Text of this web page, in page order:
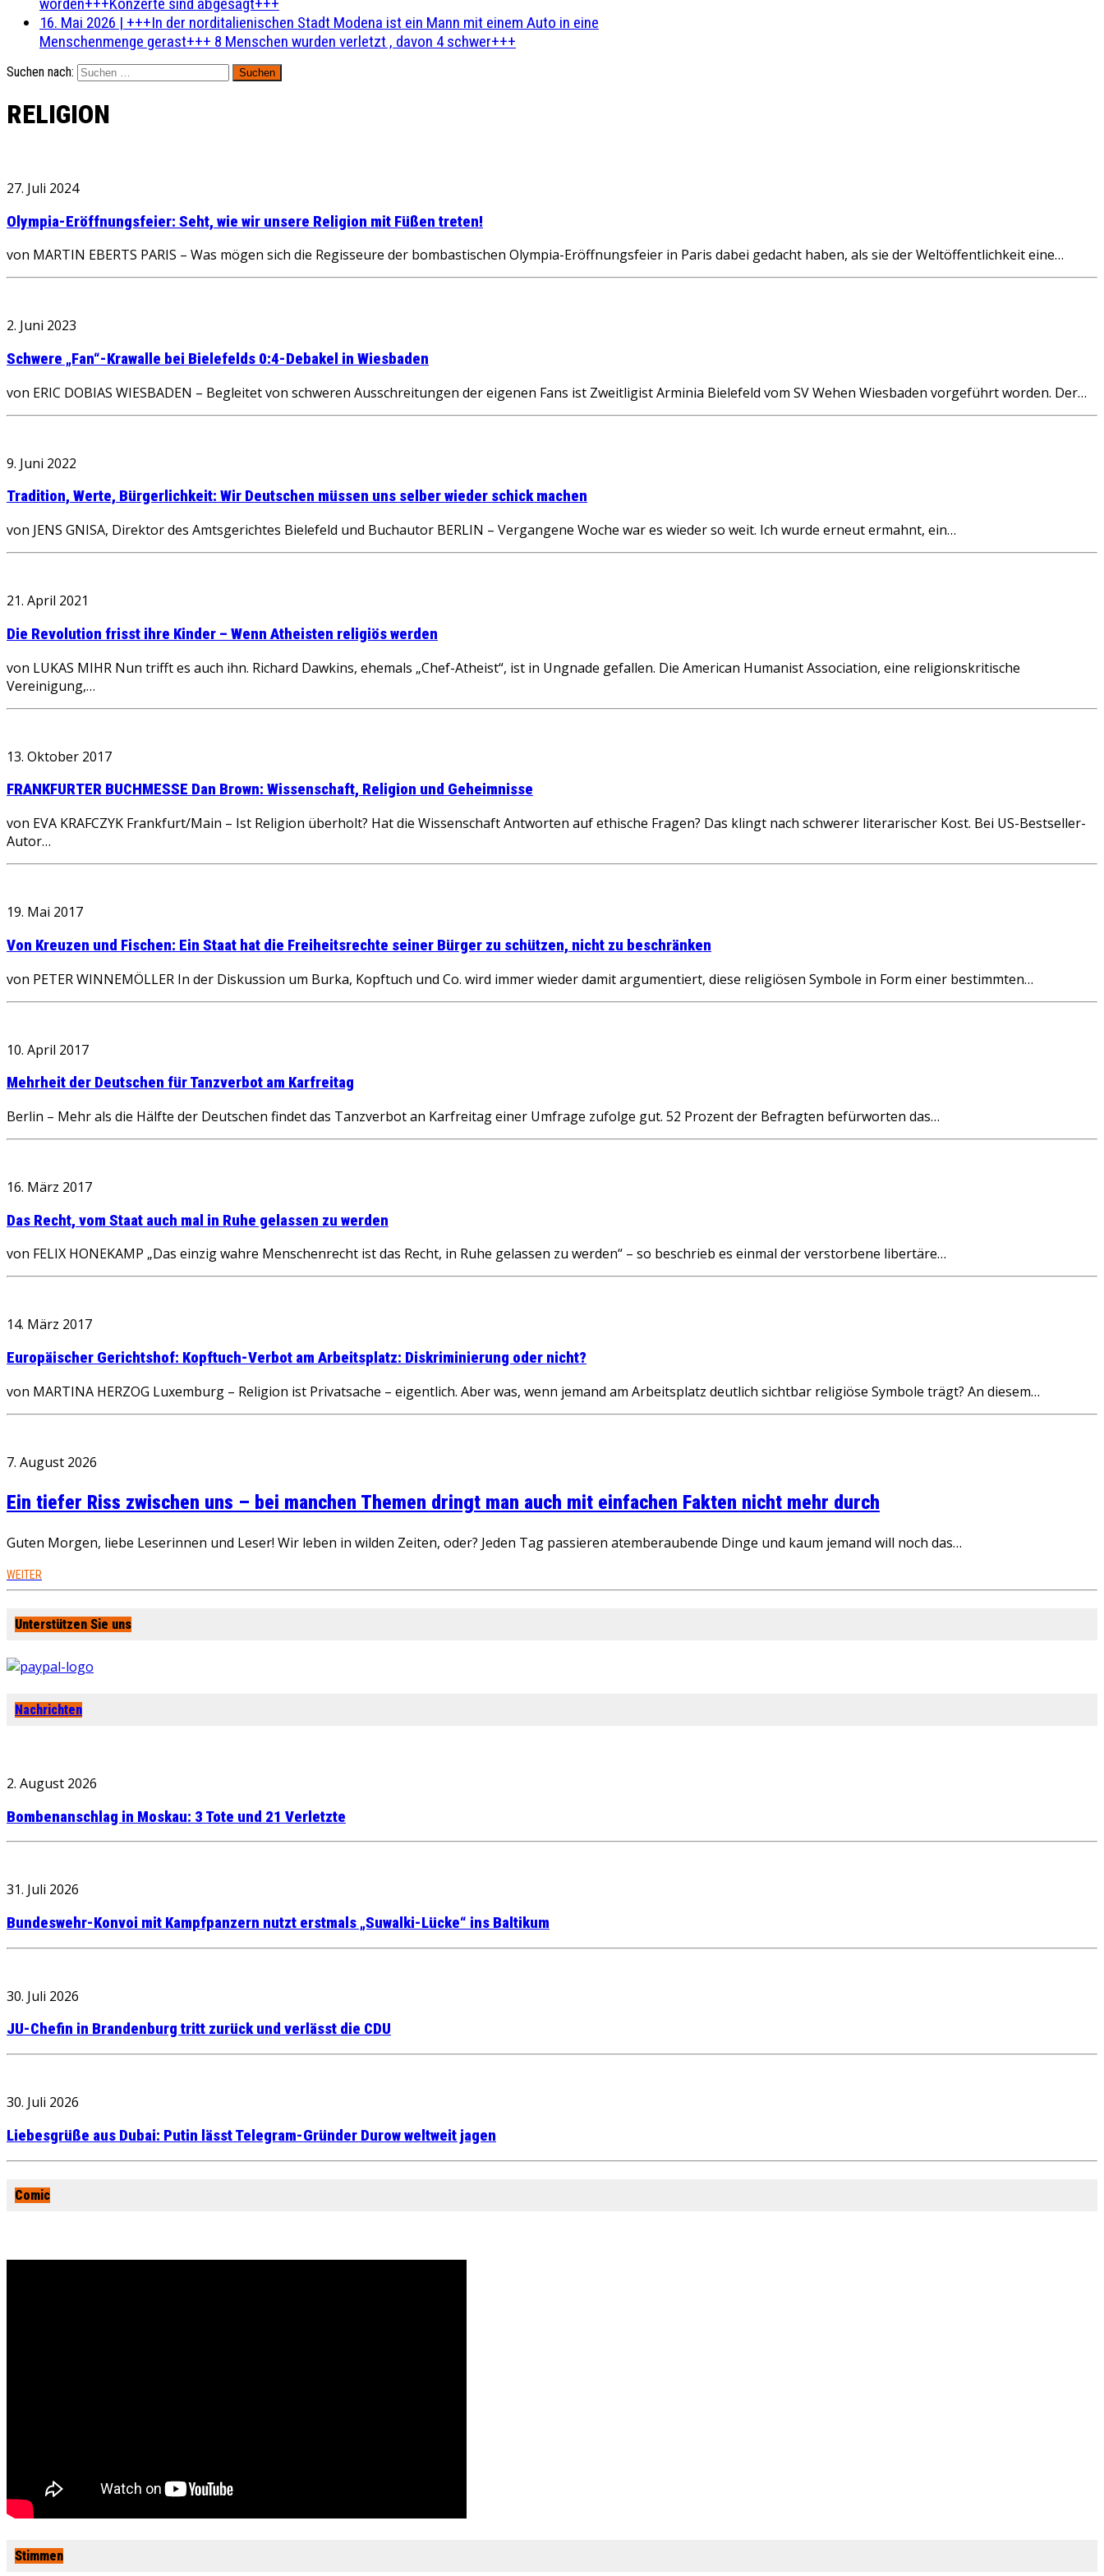
16. Mai 2026 | +++In der norditalienischen Stadt Modena ist ein Mann mit einem Auto in eine
Menschenmenge gerast+++ 8 Menschen wurden verletzt , davon 4 schwer+++
Suchen nach:
RELIGION
27. Juli 2024
Olympia-Eröffnungsfeier: Seht, wie wir unsere Religion mit Füßen treten!
von MARTIN EBERTS PARIS – Was mögen sich die Regisseure der bombastischen Olympia-Eröffnungsfeier in Paris dabei gedacht haben, als sie der Weltöffentlichkeit eine…
2. Juni 2023
Schwere „Fan“-Krawalle bei Bielefelds 0:4-Debakel in Wiesbaden
von ERIC DOBIAS WIESBADEN – Begleitet von schweren Ausschreitungen der eigenen Fans ist Zweitligist Arminia Bielefeld vom SV Wehen Wiesbaden vorgeführt worden. Der…
9. Juni 2022
Tradition, Werte, Bürgerlichkeit: Wir Deutschen müssen uns selber wieder schick machen
von JENS GNISA, Direktor des Amtsgerichtes Bielefeld und Buchautor BERLIN – Vergangene Woche war es wieder so weit. Ich wurde erneut ermahnt, ein…
21. April 2021
Die Revolution frisst ihre Kinder – Wenn Atheisten religiös werden
von LUKAS MIHR Nun trifft es auch ihn. Richard Dawkins, ehemals „Chef-Atheist“, ist in Ungnade gefallen. Die American Humanist Association, eine religionskritische
Vereinigung,…
13. Oktober 2017
FRANKFURTER BUCHMESSE Dan Brown: Wissenschaft, Religion und Geheimnisse
von EVA KRAFCZYK Frankfurt/Main – Ist Religion überholt? Hat die Wissenschaft Antworten auf ethische Fragen? Das klingt nach schwerer literarischer Kost. Bei US-Bestseller-
Autor…
19. Mai 2017
Von Kreuzen und Fischen: Ein Staat hat die Freiheitsrechte seiner Bürger zu schützen, nicht zu beschränken
von PETER WINNEMÖLLER In der Diskussion um Burka, Kopftuch und Co. wird immer wieder damit argumentiert, diese religiösen Symbole in Form einer bestimmten…
10. April 2017
Mehrheit der Deutschen für Tanzverbot am Karfreitag
Berlin – Mehr als die Hälfte der Deutschen findet das Tanzverbot an Karfreitag einer Umfrage zufolge gut. 52 Prozent der Befragten befürworten das…
16. März 2017
Das Recht, vom Staat auch mal in Ruhe gelassen zu werden
von FELIX HONEKAMP „Das einzig wahre Menschenrecht ist das Recht, in Ruhe gelassen zu werden“ – so beschrieb es einmal der verstorbene libertäre…
14. März 2017
Europäischer Gerichtshof: Kopftuch-Verbot am Arbeitsplatz: Diskriminierung oder nicht?
von MARTINA HERZOG Luxemburg – Religion ist Privatsache – eigentlich. Aber was, wenn jemand am Arbeitsplatz deutlich sichtbar religiöse Symbole trägt? An diesem…
7. August 2026
Ein tiefer Riss zwischen uns – bei manchen Themen dringt man auch mit einfachen Fakten nicht mehr durch
Guten Morgen, liebe Leserinnen und Leser! Wir leben in wilden Zeiten, oder? Jeden Tag passieren atemberaubende Dinge und kaum jemand will noch das…
WEITER
Unterstützen Sie uns
Nachrichten
2. August 2026
Bombenanschlag in Moskau: 3 Tote und 21 Verletzte
31. Juli 2026
Bundeswehr-Konvoi mit Kampfpanzern nutzt erstmals „Suwalki-Lücke“ ins Baltikum
30. Juli 2026
JU-Chefin in Brandenburg tritt zurück und verlässt die CDU
30. Juli 2026
Liebesgrüße aus Dubai: Putin lässt Telegram-Gründer Durow weltweit jagen
Comic
Stimmen